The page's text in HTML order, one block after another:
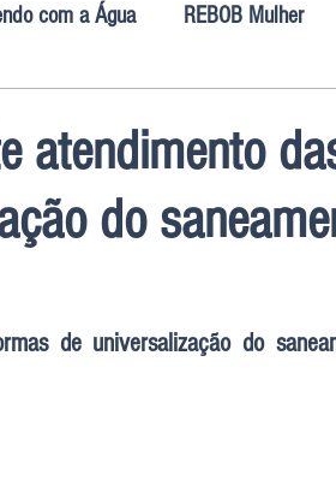
com a Água REBOB Mulher
atendimento
do
de universalização do